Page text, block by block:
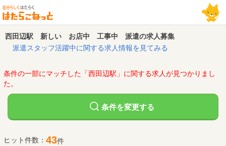
西田辺駅 新しい お店中 工事中 派遣の求人募集
派遣スタッフ活躍中に関する求人情報を見てみる
条件の一部にマッチした「西田辺駅」に関する求人が見つかりまし
た。
条件を変更する
ヒット件数： 43件